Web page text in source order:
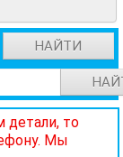
НАЙТИ
детали, то
Мы